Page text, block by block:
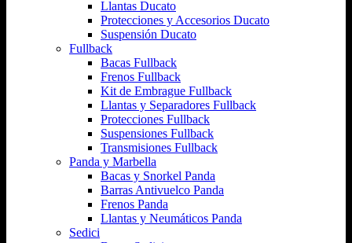
Llantas Ducato
Protecciones y Accesorios Ducato
Suspensión Ducato
Fullback
Bacas Fullback
Frenos Fullback
Kit de Embrague Fullback
Llantas y Separadores Fullback
Protecciones Fullback
Suspensiones Fullback
Transmisiones Fullback
Panda y Marbella
Bacas y Snorkel Panda
Barras Antivuelco Panda
Frenos Panda
Llantas y Neumáticos Panda
Sedici